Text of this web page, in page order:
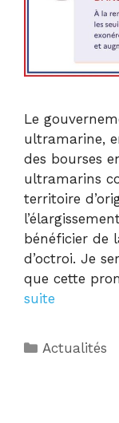
Le
ultramarine,
des bourses
ultramarins
territoire
bénéficier de
d’octroi. Je
que cette
suite
Actualités